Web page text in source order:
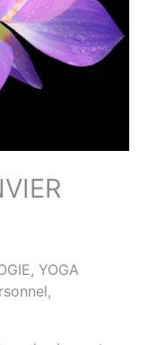
,YOGA
,